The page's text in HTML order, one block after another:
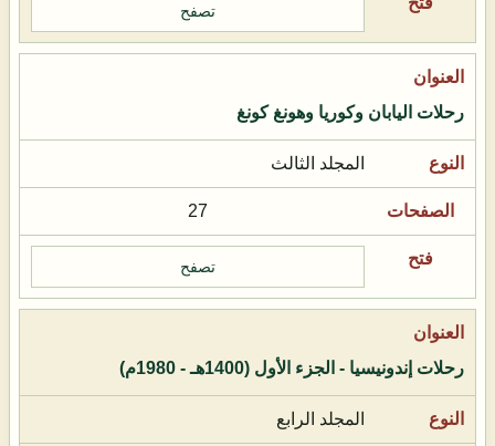
تصفح
رحلات اليابان وكوريا وهونغ كونغ
المجلد الثالث
27
تصفح
رحلات إندونيسيا - الجزء الأول (1400هـ - 1980م)
المجلد الرابع